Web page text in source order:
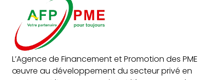
L’Agence de Financement et Promotion des PME
œuvre au développement du secteur privé en